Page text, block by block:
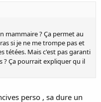
mammaire ? Ça permet au
si je ne me trompe pas et
tétées. Mais c'est pas garanti
? Ça pourrait expliquer qu il
perso , sa dure un